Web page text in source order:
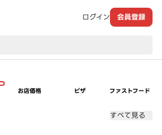
ログイン 会員登録
お店価格 ピザ ファストフード
すべて見る